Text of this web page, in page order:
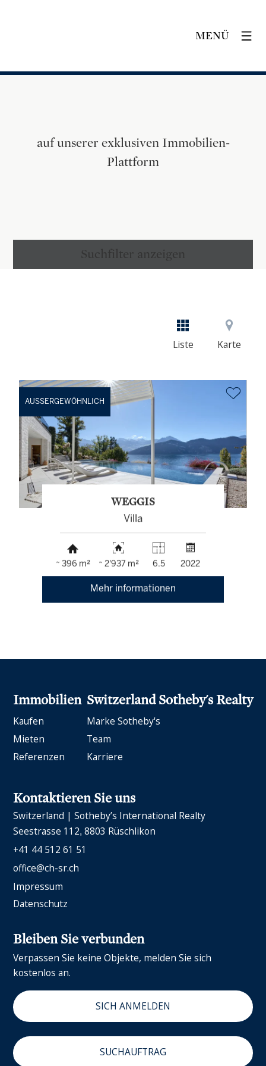
MENÜ
auf unserer exklusiven Immobilien-
Plattform
Suchfilter anzeigen
Liste Karte
AUSSERGEWÖHNLICH
WEGGIS
Villa
~ 396 m² ~ 2'937 m² 6.5 2022
Mehr informationen
Immobilien
Kaufen
Mieten
Referenzen
Switzerland Sotheby's Realty
Marke Sotheby's
Team
Karriere
Kontaktieren Sie uns
Switzerland | Sotheby’s International Realty
Seestrasse 112 8803 Rüschlikon
+41 44 512 61 51
office@ch-sr.ch
Impressum
Datenschutz
Bleiben Sie verbunden
Verpassen Sie keine Objekte, melden Sie sich
kostenlos an.
SICH ANMELDEN
SUCHAUFTRAG